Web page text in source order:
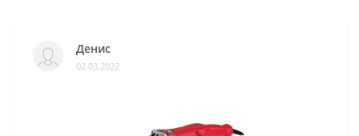
Денис
02.03.2022